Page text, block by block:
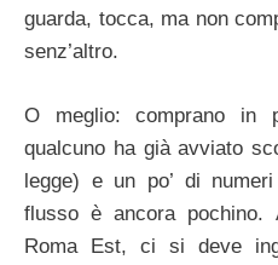
guarda, tocca, ma non
senz’altro.
O meglio: comprano in
qualcuno ha già avviato
legge) e un po’ di
flusso è ancora
Roma Est, ci si deve